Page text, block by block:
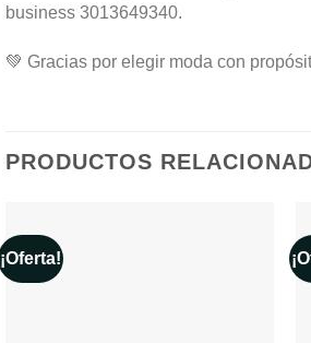
business 3013649340.
💚 Gracias por elegir moda con
PRODUCTOS
¡Oferta!